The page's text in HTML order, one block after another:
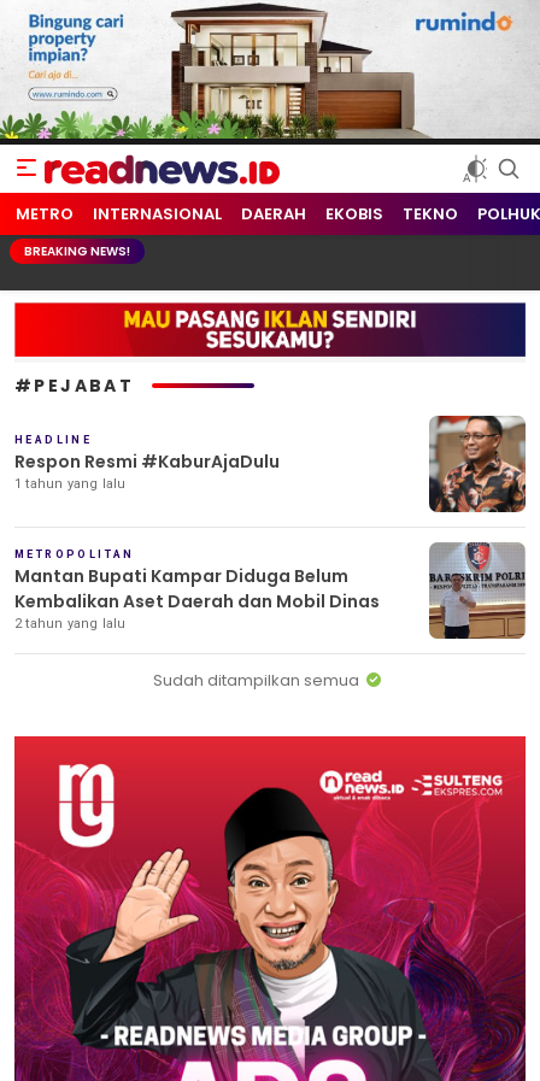
readnews.id
Berita Terkini, Update Terbaru Hari ini dari Indonesia dan Dunia
METRO INTERNASIONAL DAERAH EKOBIS TEKNO
BREAKING NEWS!
#PEJABAT
HEADLINE
Respon Resmi #KaburAjaDulu
1 tahun yang lalu
METROPOLITAN
Mantan Bupati Kampar Diduga Belum
Kembalikan Aset Daerah dan Mobil Dinas
2 tahun yang lalu
Sudah ditampilkan semua